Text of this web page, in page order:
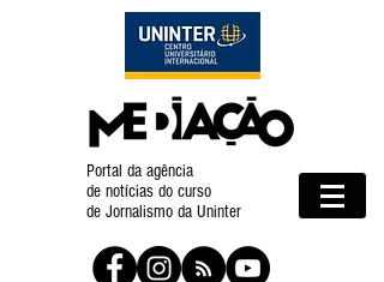
Portal da agência
de notícias do curso
de Jornalismo da Uninter